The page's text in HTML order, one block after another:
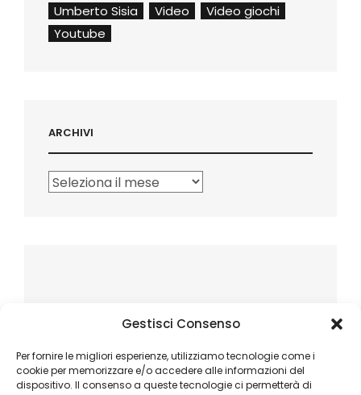
Gestisci Consenso
Per fornire le migliori esperienze, utilizziamo tecnologie come i
cookie per memorizzare e/o accedere alle informazioni del
dispositivo. Il consenso a queste tecnologie ci permetterà di
Umberto Sisia
Video
Video giochi
Youtube
ARCHIVI
Archivi